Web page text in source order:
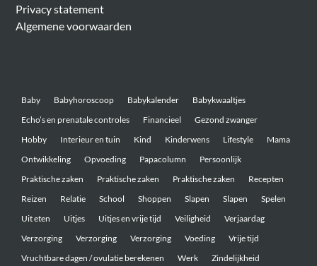
Privacy statement
Algemene voorwaarden
Baby Babyhoroscoop Babykalender
Babykwaaltjes
Echo’s en prenatale controles
Financieel
Gezond zwanger
Hobby
Interieur en tuin Kind Kinderwens Lifestyle
Mama
Ontwikkeling
Opvoeding Papacolumn
Persoonlijk
Praktische zaken
Praktische zaken Praktische zaken
Recepten
Reizen
Relatie School Shoppen Slapen Slapen
Spelen
Uit eten
Uitjes Uitjes en vrije tijd Veiligheid
Verjaardag
Verzorging
Verzorging Verzorging Voeding
Vrije tijd
Vruchtbare dagen / ovulatie berekenen
Werk
Zindelijkheid